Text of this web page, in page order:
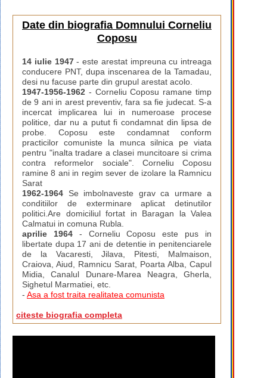
Date din biografia Domnului Corneliu
Coposu
14 iulie 1947- este arestat impreuna cu intreaga
conducere PNT, dupa inscenarea de la Tamadau,
desi nu facuse parte din grupul arestat acolo.
1947-1956-1962 - Corneliu Coposu ramane timp
de 9 ani in arest preventiv, fara sa fie judecat. S-a
incercat implicarea lui in numeroase procese
politice, dar nu a putut fi condamnat din lipsa de
probe. Coposu este condamnat conform
practicilor comuniste la munca silnica pe viata
pentru "inalta tradare a clasei muncitoare si crima
contra reformelor sociale". Corneliu Coposu
ramine 8 ani in regim sever de izolare la Ramnicu
Sarat
1962-1964 Se imbolnaveste grav ca urmare a
conditiilor de exterminare aplicat detinutilor
politici.Are domiciliul fortat in Baragan la Valea
Calmatui in comuna Rubla.
aprilie 1964- Corneliu Coposu este pus in
libertate dupa 17 ani de detentie in penitenciarele
de la Vacaresti, Jilava, Pitesti, Malmaison,
Craiova, Aiud, Ramnicu Sarat, Poarta Alba, Capul
Midia, Canalul Dunare-Marea Neagra, Gherla,
Sighetul Marmatiei, etc.
- Asa a fost traita realitatea comunista
citeste biografia completa